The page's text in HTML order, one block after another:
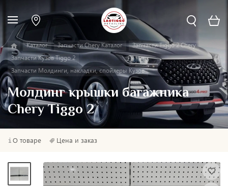
Каталог Запчасти Chery Каталог
Запчасти Tiggo 2 Chery
Запчасти Кузов Tiggo 2
Запчасти Молдинги, накладки, спойлеры Кузов
Молдинг крышки багажника
Chery Tiggo 2
О товаре Цена и заказ